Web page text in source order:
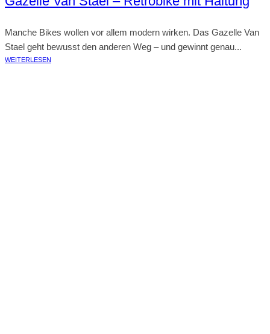
Manche Bikes wollen vor allem modern wirken. Das Gazelle Van
Stael geht bewusst den anderen Weg – und gewinnt genau...
WEITERLESEN